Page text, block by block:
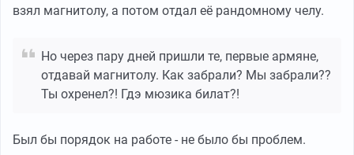
взял магнитолу, а потом отдал её рандомному челу.
Но через пару дней пришли те, первые армяне,
отдавай магнитолу. Как забрали? Мы забрали??
Ты охренел?! Гдэ мюзика билат?!
Был бы порядок на работе - не было бы проблем.